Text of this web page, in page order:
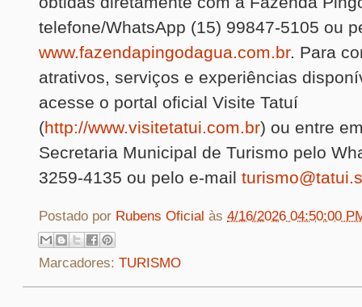
telefone/WhatsApp (15) 99847-5105 ou
www.fazendapingodagua.com.br. Para
atrativos, serviços e experiências
acesse o portal oficial Visite Tatuí
(http://www.visitetatui.com.br) ou entre
Secretaria Municipal de Turismo pelo
3259-4135 ou pelo e-mail
Postado por Rubens Oficial às 4/16/2026 04:50:00
Marcadores: TURISMO